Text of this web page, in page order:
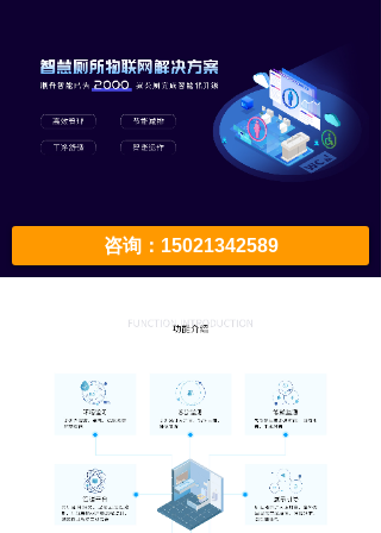
咨询：15021342589